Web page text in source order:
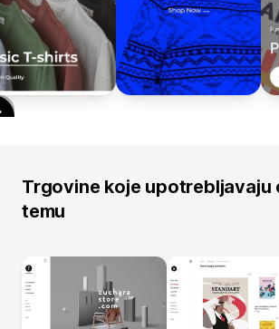
Trgovine koje upotrebljavaju
temu